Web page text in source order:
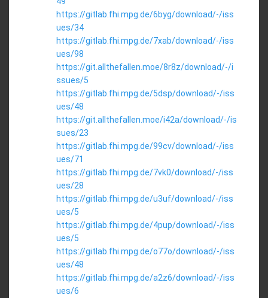
https://gitlab.fhi.mpg.de/6byg/download/-/iss
ues/34
https://gitlab.fhi.mpg.de/7xab/download/-/iss
ues/98
https://git.allthefallen.moe/8r8z/download/-/i
ssues/5
https://gitlab.fhi.mpg.de/5dsp/download/-/iss
ues/48
https://git.allthefallen.moe/i42a/download/-/is
sues/23
https://gitlab.fhi.mpg.de/99cv/download/-/iss
ues/71
https://gitlab.fhi.mpg.de/7vk0/download/-/iss
ues/28
https://gitlab.fhi.mpg.de/u3uf/download/-/iss
ues/5
https://gitlab.fhi.mpg.de/4pup/download/-/iss
ues/5
https://gitlab.fhi.mpg.de/o77o/download/-/iss
ues/48
https://gitlab.fhi.mpg.de/a2z6/download/-/iss
ues/6